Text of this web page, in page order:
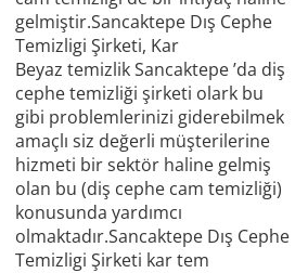
gelmiştir.Sancaktepe Dış Cephe
Temizligi Şirketi, Kar
Beyaz temizlik Sancaktepe ’da diş
cephe temizliği şirketi olark bu
gibi problemlerinizi giderebilmek
amaçlı siz değerli müşterilerine
hizmeti bir sektör haline gelmiş
olan bu (diş cephe cam temizliği)
konusunda yardımcı
olmaktadır.Sancaktepe Dış Cephe
Temizligi Şirketi kar tem